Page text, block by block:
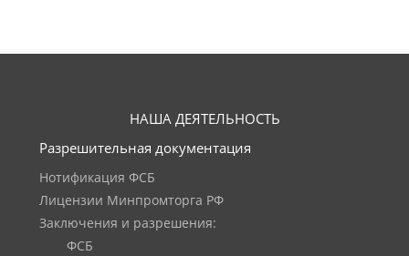
НАША ДЕЯТЕЛЬНОСТЬ
Разрешительная документация
Нотификация ФСБ
Лицензии Минпромторга РФ
Заключения и разрешения:
ФСБ